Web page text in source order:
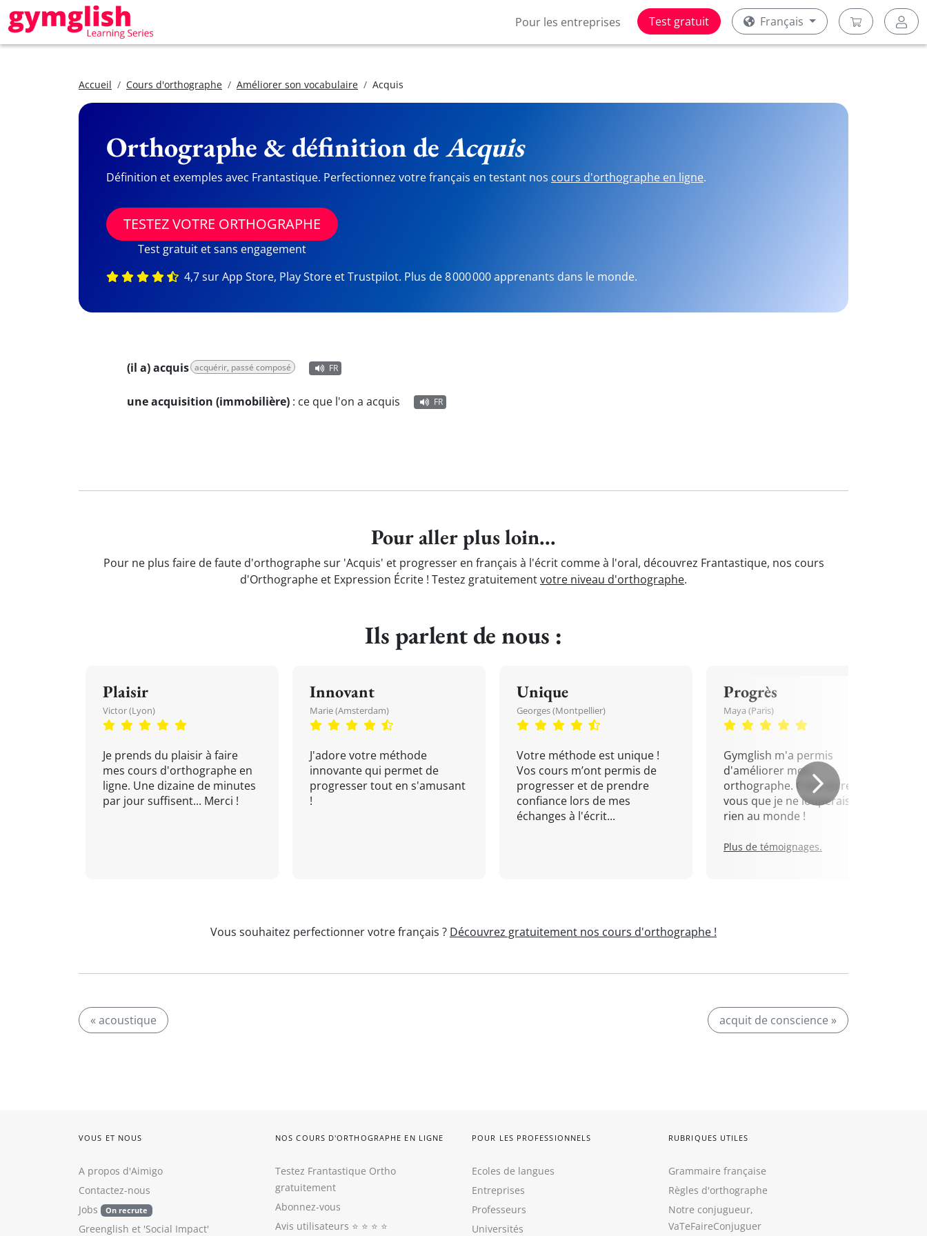
Pour les entreprises Test gratuit Français
Accueil Cours d'orthographe Améliorer son vocabulaire Acquis
Orthographe & définition deAcquis
Définition et exemples avec Frantastique. Perfectionnez votre français en testant nos cours d'orthographe en ligne.
TESTEZ VOTRE ORTHOGRAPHE
Test gratuit et sans engagement
4,7 sur App Store, Play Store et Trustpilot. Plus de 8 000 000 apprenants dans le monde.
(il a) acquis acquérir, passé composé FR
une acquisition (immobilière) : ce que l'on a acquis FR
Pour aller plus loin...
Pour ne plus faire de faute d'orthographe sur 'Acquis' et progresser en français à l'écrit comme à l'oral, découvrez Frantastique, nos cours
d'Orthographe et Expression Écrite ! Testez gratuitementvotre niveau d'orthographe.
Ils parlent de nous :
Plaisir
Victor (Lyon)
Je prends du plaisir à faire
mes cours d'orthographe en
ligne. Une dizaine de minutes
par jour suffisent... Merci !
Innovant
Marie (Amsterdam)
J'adore votre méthode
innovante qui permet de
progresser tout en s'amusant
!
Unique
Georges (Montpellier)
Votre méthode est unique !
Vos cours m’ont permis de
progresser et de prendre
confiance lors de mes
échanges à l'écrit...
Progrès
Maya (Paris)
Gymglish m'a permis
d'améliorer mon
orthographe. C'est un rendez-
vous que je ne louperais pour
rien au monde !
Plus de témoignages.
Vous souhaitez perfectionner votre français ? Découvrez gratuitement nos cours d'orthographe !
« acoustique acquit de conscience »
VOUS ET NOUS
A propos d'Aimigo
Contactez-nous
Jobs
On recrute
Greenglish et 'Social Impact'
NOS COURS D'ORTHOGRAPHE EN LIGNE
Testez Frantastique Ortho
gratuitement
Abonnez-vous
Avis utilisateurs ⭐️ ⭐️ ⭐️ ⭐️
POUR LES PROFESSIONNELS
Ecoles de langues
Entreprises
Professeurs
Universités
RUBRIQUES UTILES
Grammaire française
Règles d'orthographe
Notre conjugueur,
VaTeFaireConjuguer